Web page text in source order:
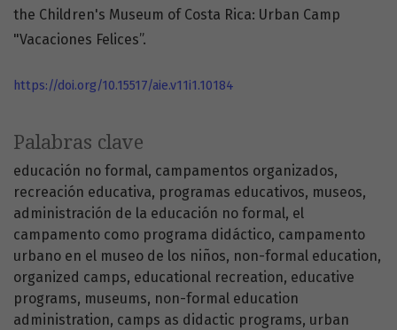
Palabras clave
educación no formal campamentos organizados
recreación educativa programas educativos museos
administración de la educación no formal el
campamento como programa didáctico campamento
urbano en el museo de los niños non-formal education
organized camps educational recreation educative
programs museums non-formal education
administration camps as didactic programs urban
the Children's Museum of Costa Rica: Urban Camp
"Vacaciones Felices”.
https://doi.org/10.15517/aie.v11i1.10184